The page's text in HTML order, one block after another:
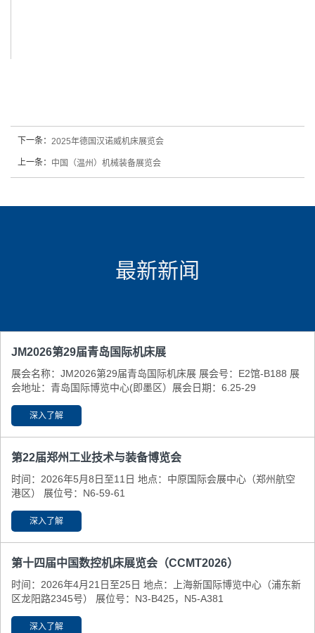
下一条： 2025年德国汉诺威机床展览会
上一条： 中国（温州）机械装备展览会
最新新闻
JM2026第29届青岛国际机床展
展会名称：JM2026第29届青岛国际机床展 展会号：E2馆-B188 展
会地址：青岛国际博览中心(即墨区） ​展会日期：6.25-29
深入了解
第22届郑州工业技术与装备博览会
时间：2026年5月8日至11日 地点：中原国际会展中心（郑州航空
港区） 展位号：N6-59-61
深入了解
第十四届中国数控机床展览会（CCMT2026）
时间：2026年4月21日至25日 地点：上海新国际博览中心（浦东新
区龙阳路2345号） 展位号：N3-B425，N5-A381
深入了解